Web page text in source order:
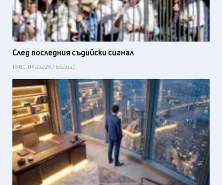
След последния съдийски сигнал
15:00, 07 авг 26 / Idealisti